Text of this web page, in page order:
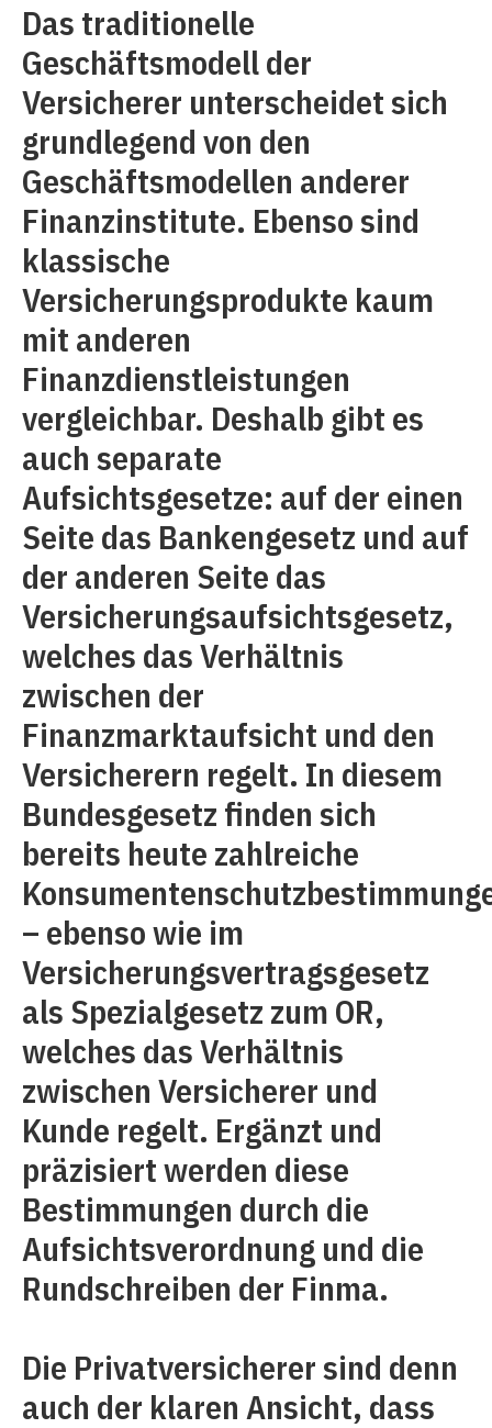
Das traditionelle
Geschäftsmodell der
Versicherer unterscheidet sich
grundlegend von den
Geschäftsmodellen anderer
Finanzinstitute. Ebenso sind
klassische
Versicherungsprodukte kaum
mit anderen
Finanzdienstleistungen
vergleichbar. Deshalb gibt es
auch separate
Aufsichtsgesetze: auf der einen
Seite das Bankengesetz und auf
der anderen Seite das
Versicherungsaufsichtsgesetz,
welches das Verhältnis
zwischen der
Finanzmarktaufsicht und den
Versicherern regelt. In diesem
Bundesgesetz finden sich
bereits heute zahlreiche
– ebenso wie im
Versicherungsvertragsgesetz
als Spezialgesetz zum OR,
welches das Verhältnis
zwischen Versicherer und
Kunde regelt. Ergänzt und
präzisiert werden diese
Bestimmungen durch die
Aufsichtsverordnung und die
Rundschreiben der Finma.
Die Privatversicherer sind denn
auch der klaren Ansicht, dass